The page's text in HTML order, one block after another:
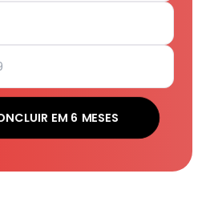
EM 6 MESES